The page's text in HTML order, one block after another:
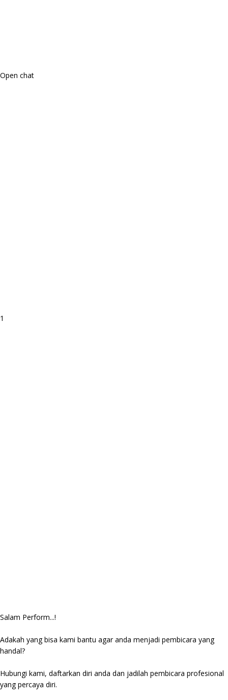
Open chat
1
Salam Perform...!
Adakah yang bisa kami bantu agar anda menjadi pembicara yang
handal?
Hubungi kami, daftarkan diri anda dan jadilah pembicara profesional
yang percaya diri.